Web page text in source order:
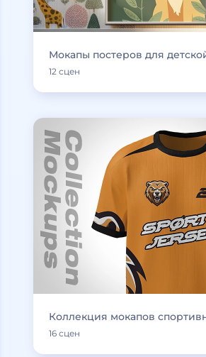
Мокапы постеров для
12 сцен
Коллекция мокапов
16 сцен